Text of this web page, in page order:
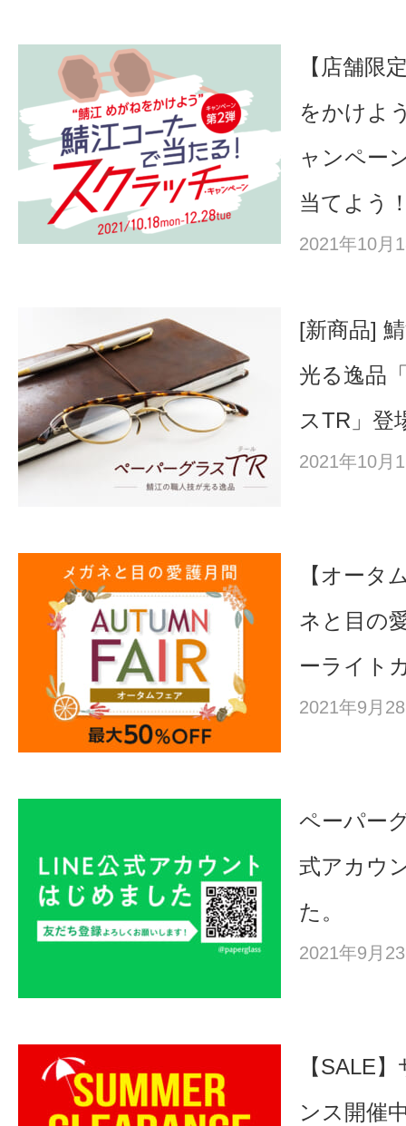
【店舗限
をかけよ
ャンペー
当てよう
2021年10月
[新商品]
光る逸品
スTR」登
2021年10月
【オータ
ネと目の
ーライト
2021年9月
ペーパー
式アカウ
た。
2021年9月
【SALE
ンス開催